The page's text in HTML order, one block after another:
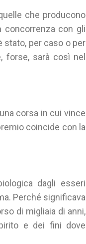
che producono
concorrenza con gli
stato, per caso o per
forse, sarà così nel
corsa in cui vince
coincide con la
dagli esseri
Perché significava
di migliaia di anni,
e dei fini dove